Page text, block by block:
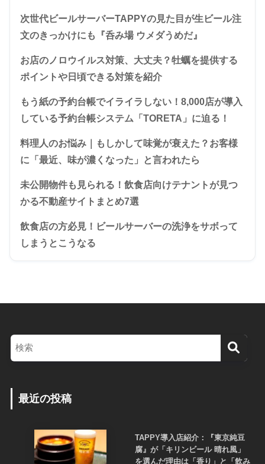
次世代ビールサーバーTAPPYの見た目が生ビール注
文のきっかけにも『呑み場 ウメダうめだ』
お店のノロウイルス対策、大丈夫？牡蠣を提供する
ポイントや日頃できる対策を紹介
もう紙の予約台帳でイライラしない！8,000店が導入
している予約台帳システム「TORETA」に迫る！
料理人のお悩み｜もしかして味覚が衰えた？お客様
に「最近、味が濃くなった」と言われたら
未公開物件も見られる！飲食店向けテナントが見つ
かる不動産サイトまとめ7選
飲食店の方必見！ビールサーバーの洗浄をサボって
しまうとこうなる
最近の投稿
TAPPY導入店紹介：『東京純豆
腐』が「キリンビール 晴れ風」
を選んだ理由は「香り」と「飲み